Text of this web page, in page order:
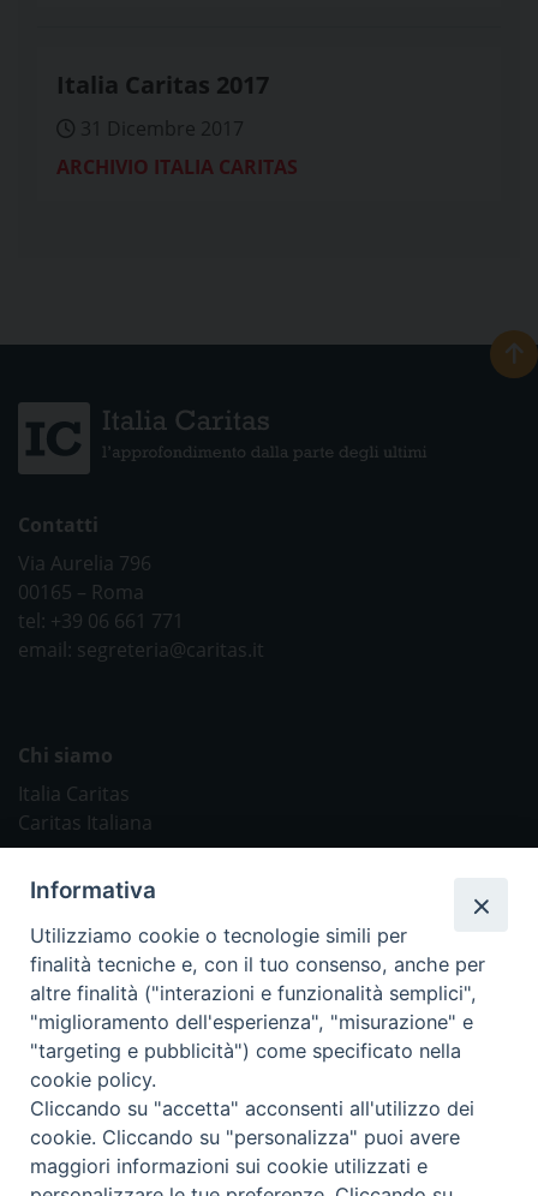
Italia Caritas 2017
31 Dicembre 2017
ARCHIVIO ITALIA CARITAS
Contatti
Via Aurelia 796
00165 – Roma
tel: +39 06 661 771
email: segreteria@caritas.it
Chi siamo
Italia Caritas
Caritas Italiana
Caritas Internationalis
TV 2000
Inblu 2000
Avvenire
Sir
Scarp de’ Tenis
Informativa
Utilizziamo cookie o tecnologie simili per
finalità tecniche e, con il tuo consenso, anche per
altre finalità ("interazioni e funzionalità semplici",
"miglioramento dell'esperienza", "misurazione" e
"targeting e pubblicità") come specificato nella
cookie policy.
Cliccando su "accetta" acconsenti all'utilizzo dei
cookie. Cliccando su "personalizza" puoi avere
maggiori informazioni sui cookie utilizzati e